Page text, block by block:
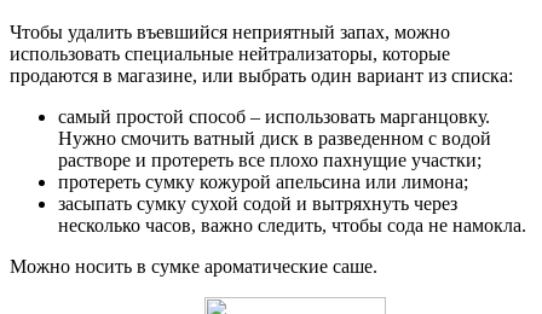
Чтобы удалить въевшийся неприятный запах, можно
использовать специальные нейтрализаторы, которые
продаются в магазине, или выбрать один вариант из списка:
самый простой способ – использовать марганцовку.
Нужно смочить ватный диск в разведенном с водой
растворе и протереть все плохо пахнущие участки;
протереть сумку кожурой апельсина или лимона;
засыпать сумку сухой содой и вытряхнуть через
несколько часов, важно следить, чтобы сода не намокла.
Можно носить в сумке ароматические саше.